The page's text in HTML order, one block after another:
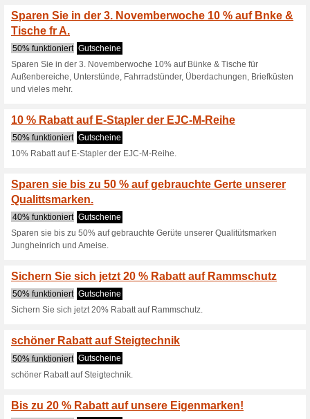
Aktuelle Angebote
Jetzt beim
Jetzt beim Newsletter
Sichern Sie sich
von Ameise!
53% funktioniert
Sichern Sie sich jetzt 15%